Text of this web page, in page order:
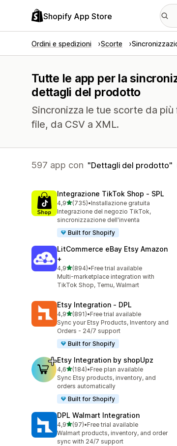
Shopify App Store
Ordini e spedizioni Scorte
Tutte le app per la
dettagli del prodotto
Sincronizza le tue scorte da
file, da CSV a XML.
597 app con Dettagli del prodotto
Integrazione TikTok Shop ‑ SPL
4,9stelle su 5
(735)
735 recensioni totali
•Installazione gratuita
Integrazione del negozio TikTok,
sincronizzazione dell'inventa
Built for Shopify
LitCommerce eBay Etsy Amazon
+
4,9stelle su 5
(894)
894 recensioni totali
•Free trial available
Multi-marketplace integration with
TikTok Shop, Temu, Walmart
Etsy Integration ‑ DPL
4,9stelle su 5
(891)
891 recensioni totali
•Free trial available
Sync your Etsy Products, Inventory and
Orders - 24/7 support
Built for Shopify
Etsy Integration by shopUpz
4,6stelle su 5
(184)
184 recensioni totali
•Free plan available
Sync Etsy products, inventory, and
orders automatically
Built for Shopify
DPL Walmart Integration
4,9stelle su 5
(97)
97 recensioni totali
•Free trial available
Walmart products, inventory, and order
sync with 24/7 support